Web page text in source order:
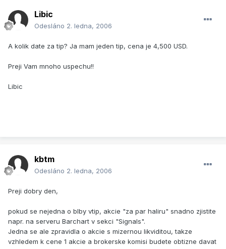
Libic
Odesláno 2. ledna, 2006
A kolik date za tip? Ja mam jeden tip, cena je 4,500 USD.
Preji Vam mnoho uspechu!!
Libic
kbtm
Odesláno 2. ledna, 2006
Preji dobry den,
pokud se nejedna o blby vtip, akcie "za par haliru" snadno zjistite
napr. na serveru Barchart v sekci "Signals".
Jedna se ale zpravidla o akcie s mizernou likviditou, takze
vzhledem k cene 1 akcie a brokerske komisi budete obtizne davat